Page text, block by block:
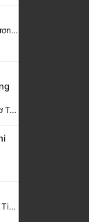
Chương 185 Trảm Hồn Đao Cơ Trương Ngưng Dao
Chương 2420 Công tích vĩ đại!! Cơ Tu Chi Thần?!
Chương 840 Các cường giả Hằng Tinh cấp khác đâu?